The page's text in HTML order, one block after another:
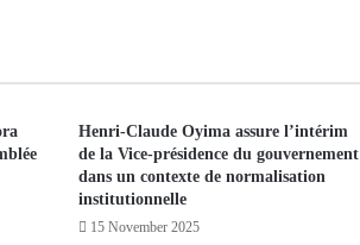
Henri-Claude Oyima assure l’intérim
de la Vice-présidence du gouvernement
dans un contexte de normalisation
institutionnelle
15 November 2025